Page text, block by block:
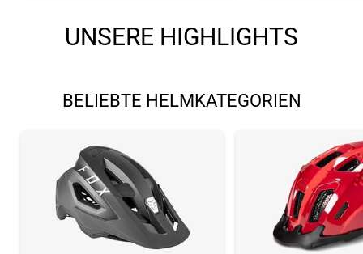
UNSERE HIGHLIGHTS
BELIEBTE HELMKATEGORIEN